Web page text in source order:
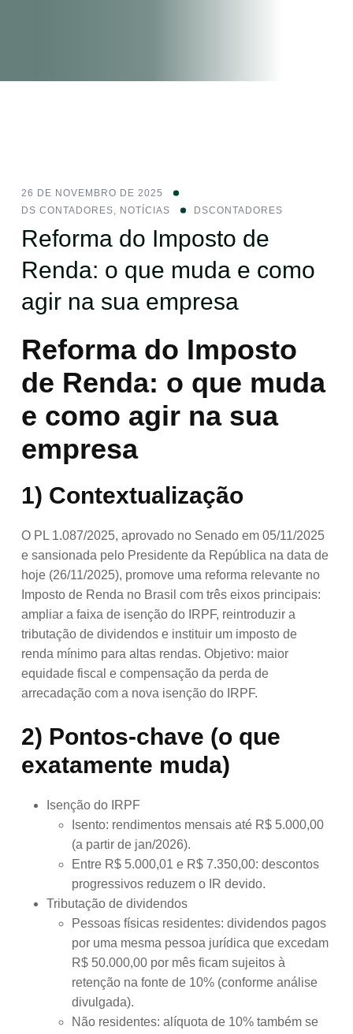
26 DE NOVEMBRO DE 2025
DS CONTADORES, NOTÍCIAS DSCONTADORES
Reforma do Imposto de
Renda: o que muda e como
agir na sua empresa
Reforma do Imposto
de Renda: o que muda
e como agir na sua
empresa
1) Contextualização
O PL 1.087/2025, aprovado no Senado em 05/11/2025
e sansionada pelo Presidente da República na data de
hoje (26/11/2025), promove uma reforma relevante no
Imposto de Renda no Brasil com três eixos principais:
ampliar a faixa de isenção do IRPF, reintroduzir a
tributação de dividendos e instituir um imposto de
renda mínimo para altas rendas. Objetivo: maior
equidade fiscal e compensação da perda de
arrecadação com a nova isenção do IRPF.
2) Pontos-chave (o que
exatamente muda)
Isenção do IRPF
Isento: rendimentos mensais até R$ 5.000,00
(a partir de jan/2026).
Entre R$ 5.000,01 e R$ 7.350,00: descontos
progressivos reduzem o IR devido.
Tributação de dividendos
Pessoas físicas residentes: dividendos pagos
por uma mesma pessoa jurídica que excedam
R$ 50.000,00 por mês ficam sujeitos à
retenção na fonte de 10% (conforme análise
divulgada).
Não residentes: alíquota de 10% também se